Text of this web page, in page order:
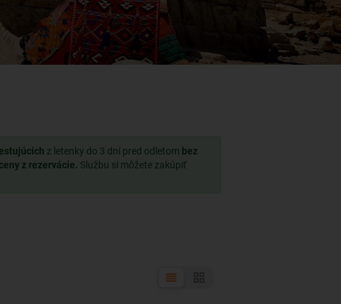
z letenky do 3 dní pred odletom bez
z rezervácie. Službu si môžete zakúpiť